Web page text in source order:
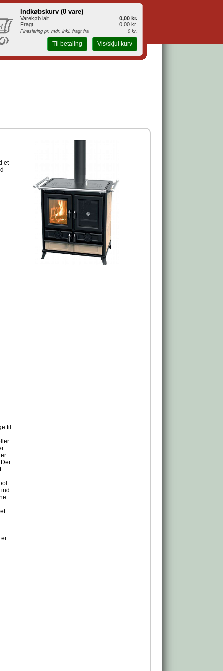
et
til
er
Indkøbskurv (0 vare)
Varekøb ialt
0,00 kr.
Fragt
0,00 kr.
Finasiering pr. mdr. inkl. fragt fra 0 kr.
Til betaling Vis/skjul kurv